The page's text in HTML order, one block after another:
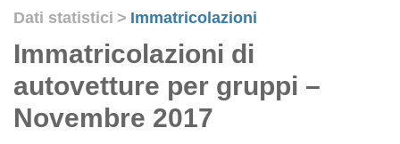
Dati statistici > Immatricolazioni
Immatricolazioni di
autovetture per gruppi –
Novembre 2017